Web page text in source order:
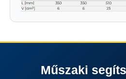
Műszaki